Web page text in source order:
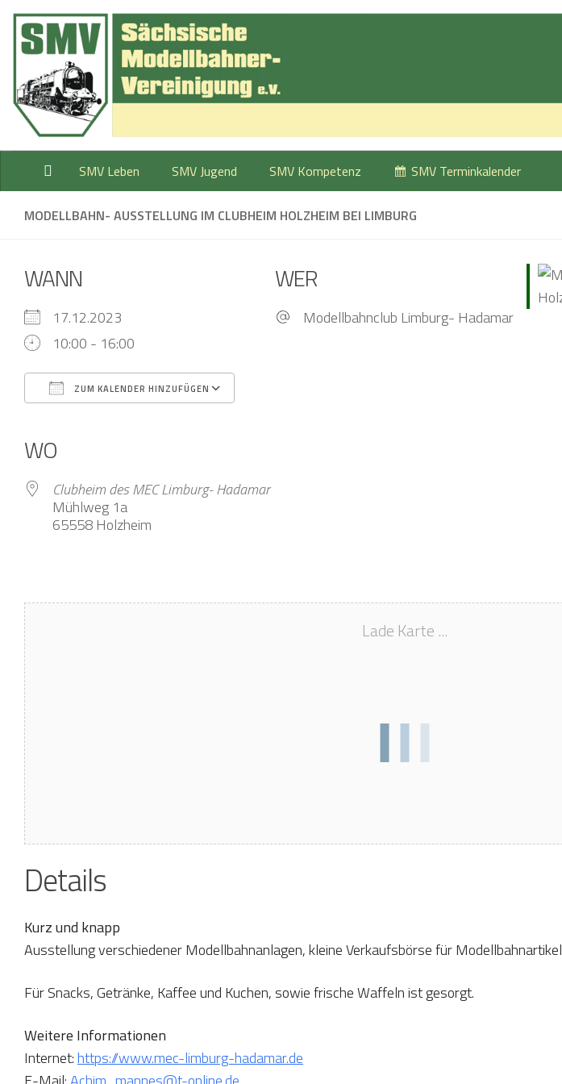
Zum Inhalt springen
SMV Leben SMV Jugend SMV Kompetenz SMV Terminkalender
MODELLBAHN- AUSSTELLUNG IM CLUBHEIM HOLZHEIM BEI LIMBURG
WANN
17.12.2023
10:00 - 16:00
ZUM KALENDER HINZUFÜGEN
WO
Clubheim des MEC Limburg- Hadamar
Mühlweg 1a
65558 Holzheim
WER
Modellbahnclub Limburg- Hadamar
Lade Karte ...
Details
Kurz und knapp
Ausstellung verschiedener Modellbahnanlagen, kleine Verkaufsbörse für Modellbahnartikel
Für Snacks, Getränke, Kaffee und Kuchen, sowie frische Waffeln ist gesorgt.
Weitere Informationen
Internet:https://www.mec-limburg-hadamar.de